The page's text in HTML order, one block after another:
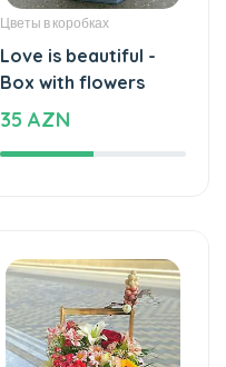
Цветы в коробках
Love is beautiful -
Box with flowers
35 AZN